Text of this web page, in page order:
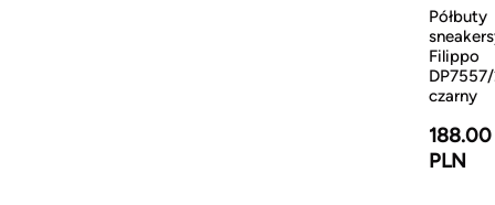
Półbuty
Filippo
czarny
188.00
PLN